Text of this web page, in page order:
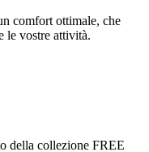
comfort ottimale, che
le vostre attività.
della collezione FREE